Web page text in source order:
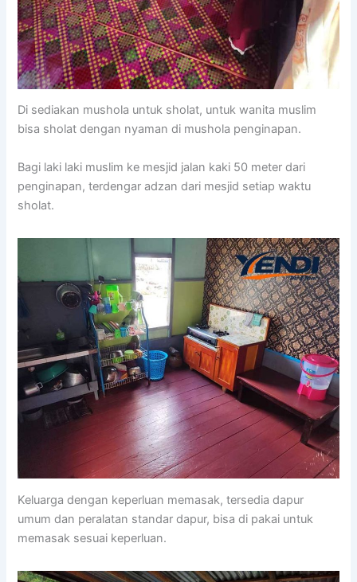
Di sediakan mushola untuk sholat, untuk wanita muslim
bisa sholat dengan nyaman di mushola penginapan.
Bagi laki laki muslim ke mesjid jalan kaki 50 meter dari
penginapan, terdengar adzan dari mesjid setiap waktu
sholat.
Keluarga dengan keperluan memasak, tersedia dapur
umum dan peralatan standar dapur, bisa di pakai untuk
memasak sesuai keperluan.